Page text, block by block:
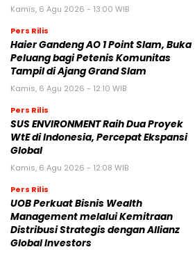
Kamis, 6 Agu 2026 - 13:00 WIB
Pers Rilis
Haier Gandeng AO 1 Point Slam, Buka
Peluang bagi Petenis Komunitas
Tampil di Ajang Grand Slam
Kamis, 6 Agu 2026 - 12:10 WIB
Pers Rilis
SUS ENVIRONMENT Raih Dua Proyek
WtE di Indonesia, Percepat Ekspansi
Global
Kamis, 6 Agu 2026 - 12:08 WIB
Pers Rilis
UOB Perkuat Bisnis Wealth
Management melalui Kemitraan
Distribusi Strategis dengan Allianz
Global Investors